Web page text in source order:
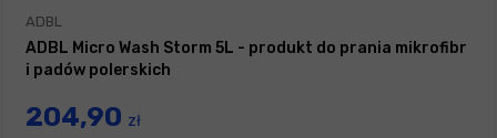
ADBL
ADBL Micro Wash Storm 5L - produkt do prania mikrofibr
i padów polerskich
204,90 zł